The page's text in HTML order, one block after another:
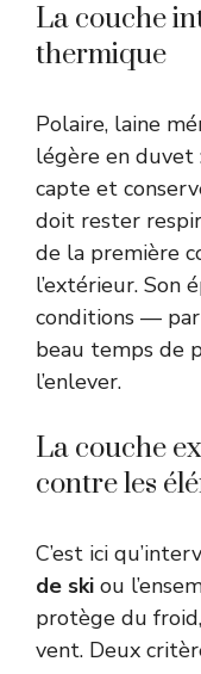
La couche
thermique
Polaire, laine
légère en duvet
capte et
doit rester
de la première
l’extérieur. Son
conditions — par
beau temps de
l’enlever.
La couche
contre les
C’est ici
de ski ou
protège du
vent. Deux